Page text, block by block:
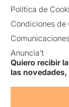
Política de
Condiciones de
Anuncia’t
Quiero recibir
las